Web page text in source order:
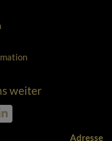
weiter
Adresse